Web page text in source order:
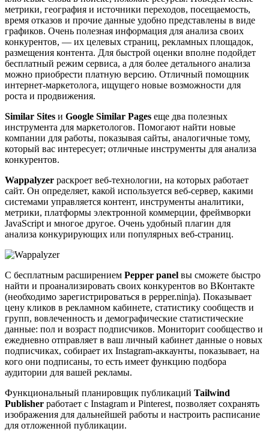
метрики, география и источники переходов, посещаемость,
время отказов и прочие данные удобно представлены в виде
графиков. Очень полезная информация для анализа своих
конкурентов, — их целевых страниц, рекламных площадок,
размещения контента. Для быстрой оценки вполне подойдет
бесплатный режим сервиса, а для более детального анализа
можно приобрести платную версию. Отличный помощник
интернет-маркетолога, ищущего новые возможности для
роста и продвижения.
Similar Sites и Google Similar Pages еще два полезных
инструмента для маркетологов. Помогают найти новые
компании для работы, показывая сайты, аналогичные тому,
который вас интересует; отличные инструменты для анализа
конкурентов.
Wappalyzer раскроет веб-технологии, на которых работает
сайт. Он определяет, какой используется веб-сервер, какими
системами управляется контент, инструменты аналитики,
метрики, платформы электронной коммерции, фреймворки
JavaScript и многое другое. Очень удобный плагин для
анализа конкурирующих или популярных веб-страниц.
С бесплатным расширением Pepper panel вы сможете быстро
найти и проанализировать своих конкурентов во ВКонтакте
(необходимо зарегистрироваться в pepper.ninja). Показывает
цену кликов в рекламном кабинете, статистику сообществ и
групп, вовлеченность и демографические статистические
данные: пол и возраст подписчиков. Мониторит сообщество и
ежедневно отправляет в ваш личный кабинет данные о новых
подписчиках, собирает их Instagram-аккаунты, показывает, на
кого они подписаны, то есть имеет функцию подбора
аудитории для вашей рекламы.
Функциональный планировщик публикаций Tailwind
Publisher работает с Instagram и Pinterest, позволяет сохранять
изображения для дальнейшей работы и настроить расписание
для отложенной публикации.